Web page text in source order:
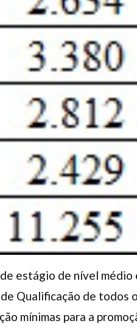
estágio de nível
Qualificação de todos
mínimas para a